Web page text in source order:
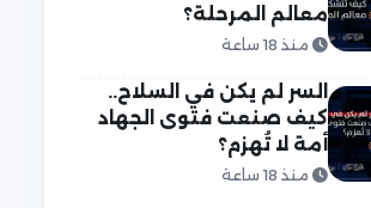
معالم المرحلة؟
منذ 18 ساعة
السر لم يكن في السلاح..
كيف صنعت فتوى الجهاد
أمة لا تُهزم؟
منذ 18 ساعة